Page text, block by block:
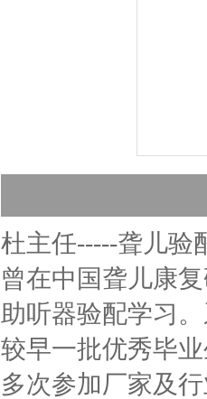
杜主任-----聋儿验
曾在中国聋儿康
助听器验配学习
较早一批优秀毕
多次参加厂家及